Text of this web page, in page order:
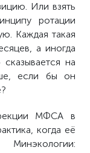
Или взять
ротации
Каждая такая
а иногда
на
если бы он
МФСА в
когда её